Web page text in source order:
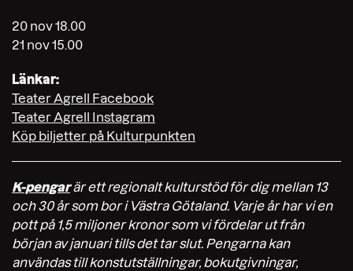
20 nov 18.00
21 nov 15.00
Länkar:
Teater Agrell Facebook
Teater Agrell Instagram
Köp biljetter på Kulturpunkten
K-pengar är ett regionalt kulturstöd för dig mellan 13
och 30 år som bor i Västra Götaland. Varje år har vi en
pott på 1,5 miljoner kronor som vi fördelar ut från
början av januari tills det tar slut. Pengarna kan
användas till konstutställningar, bokutgivningar,